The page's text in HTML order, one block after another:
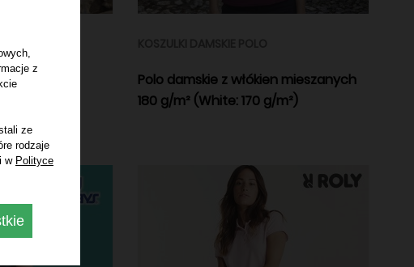
damska
Polo damskie z włókien mieszanych
180 g/m² (White: 170 g/m²)
z
ze
rodzaje
w Polityce